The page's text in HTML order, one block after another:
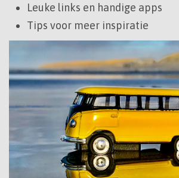
Leuke links en handige apps
Tips voor meer inspiratie